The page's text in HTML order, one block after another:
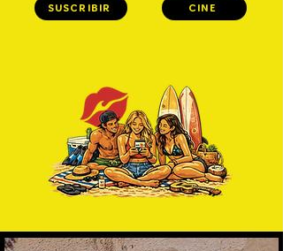
SUSCRIBIR CINE